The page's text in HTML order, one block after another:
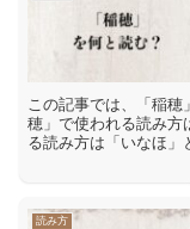
この記事では、「稲穂
穂」で使われる読み方
る読み方は「いなほ」
読み方